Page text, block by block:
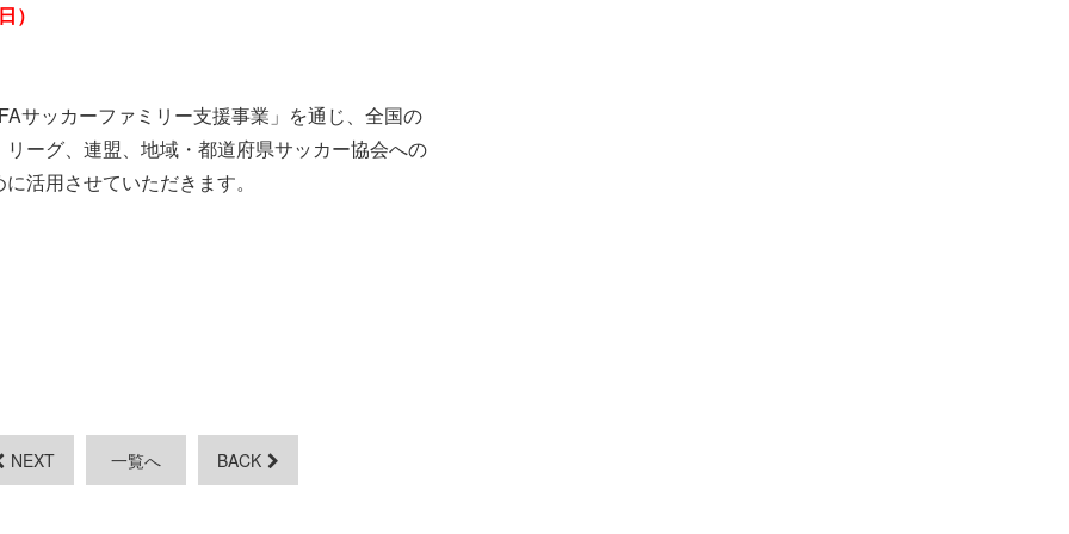
）
サッカーファミリー支援事業」を通じ、全国の
ーグ、連盟、地域・都道府県サッカー協会への
活用させていただきます。
NEXT 一覧へ BACK